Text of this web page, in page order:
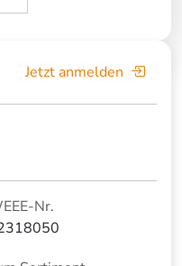
Jetzt anmelden
Nr.